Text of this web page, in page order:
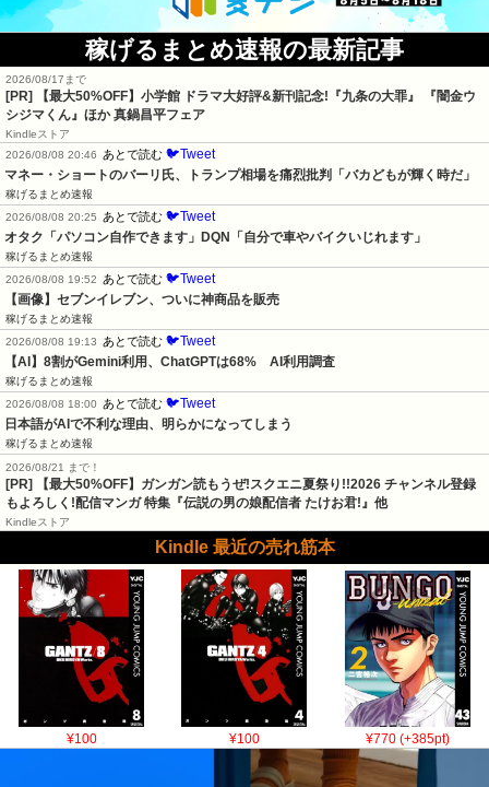
稼げるまとめ速報の最新記事
2026/08/17まで
[PR] 【最大50%OFF】小学館 ドラマ大好評&新刊記念!『九条の大罪』 『闇金ウ
シジマくん』ほか 真鍋昌平フェア
Kindleストア
2026/08/08 20:46
あとで読む 🐦Tweet
マネー・ショートのバーリ氏、トランプ相場を痛烈批判「バカどもが輝く時だ」
稼げるまとめ速報
2026/08/08 20:25
あとで読む 🐦Tweet
オタク「パソコン自作できます」DQN「自分で車やバイクいじれます」
稼げるまとめ速報
2026/08/08 19:52
あとで読む 🐦Tweet
【画像】セブンイレブン、ついに神商品を販売
稼げるまとめ速報
2026/08/08 19:13
あとで読む 🐦Tweet
【AI】8割がGemini利用、ChatGPTは68%　AI利用調査
稼げるまとめ速報
2026/08/08 18:00
あとで読む 🐦Tweet
日本語がAIで不利な理由、明らかになってしまう
稼げるまとめ速報
2026/08/21 まで！
[PR] 【最大50%OFF】ガンガン読もうぜ!スクエニ夏祭り!!2026 チャンネル登録
もよろしく!配信マンガ 特集『伝説の男の娘配信者 たけお君!』他
Kindleストア
Kindle 最近の売れ筋本
¥100 ¥100 ¥770 (+385pt)